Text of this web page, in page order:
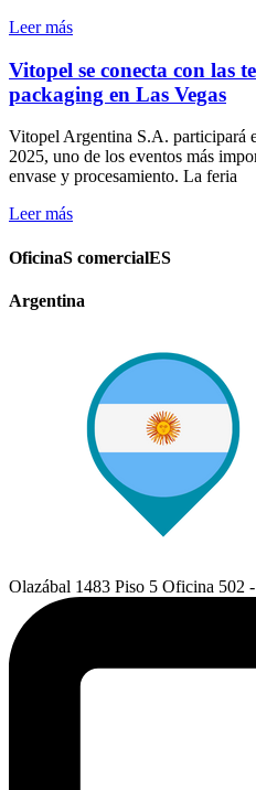
Leer más
Vitopel se conecta con las
packaging en Las Vegas
Vitopel Argentina S.A. participará
2025, uno de los eventos más
envase y procesamiento. La feria
Leer más
OficinaS comercialES
Argentina
Olazábal 1483 Piso 5 Oficina 502